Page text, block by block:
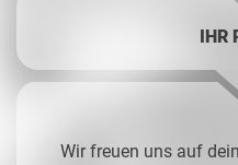
IHR
Wir freuen uns auf